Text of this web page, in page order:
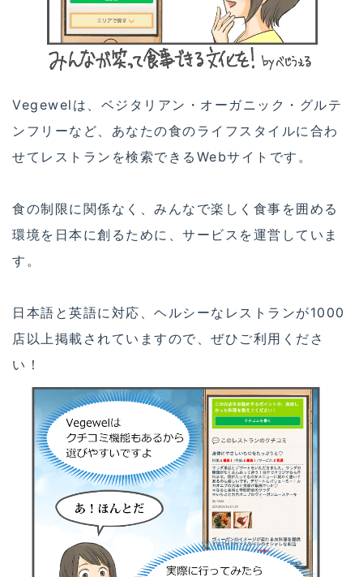
Vegewelは、ベジタリアン・オーガニック・グルテ
ンフリーなど、あなたの食のライフスタイルに合わ
せてレストランを検索できるWebサイトです。
食の制限に関係なく、みんなで楽しく食事を囲める
環境を日本に創るために、サービスを運営していま
す。
日本語と英語に対応、ヘルシーなレストランが1000
店以上掲載されていますので、ぜひご利用くださ
い！